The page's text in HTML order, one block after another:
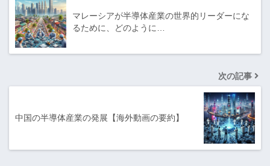
マレーシアが半導体産業の世界的リーダーにな
るために、どのように…
次の記事
中国の半導体産業の発展【海外動画の要約】